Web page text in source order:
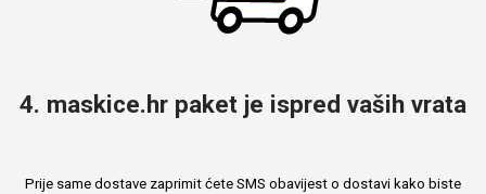
4. maskice.hr paket je ispred vaših vrata
Prije same dostave zaprimit ćete SMS obavijest o dostavi kako biste